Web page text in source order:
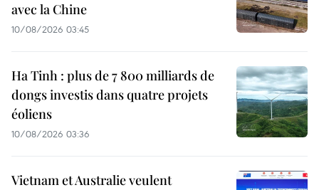
avec la Chine
10/08/2026 03:45
Ha Tinh : plus de 7 800 milliards de
dongs investis dans quatre projets
éoliens
10/08/2026 03:36
Vietnam et Australie veulent